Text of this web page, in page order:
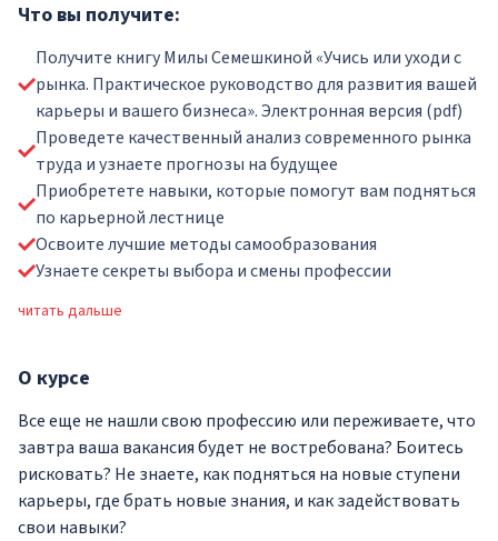
Что вы получите:
Получите книгу Милы Семешкиной «Учись или уходи с
рынка. Практическое руководство для развития вашей
карьеры и вашего бизнеса». Электронная версия (pdf)
Проведете качественный анализ современного рынка
труда и узнаете прогнозы на будущее
Приобретете навыки, которые помогут вам подняться
по карьерной лестнице
Освоите лучшие методы самообразования
Узнаете секреты выбора и смены профессии
читать дальше
О курсе
Все еще не нашли свою профессию или переживаете, что
завтра ваша вакансия будет не востребована? Боитесь
рисковать? Не знаете, как подняться на новые ступени
карьеры, где брать новые знания, и как задействовать
свои навыки?